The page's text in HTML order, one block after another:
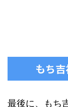
もち
最後に、もち